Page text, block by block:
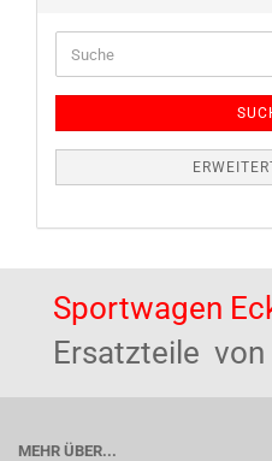
Sportwagen
Ersatzteile
MEHR ÜBER...